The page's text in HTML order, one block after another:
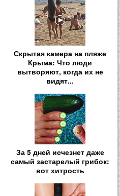
Скрытая камера на пляже
Крыма: Что люди
вытворяют, когда их не
видят...
За 5 дней исчезнет даже
самый застарелый грибок:
вот хитрость